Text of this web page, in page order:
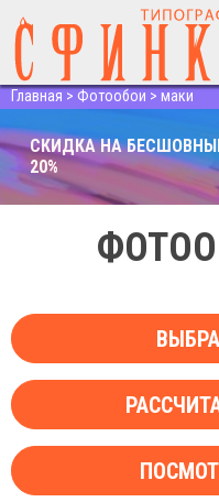
Главная > Фотообои > маки
СКИДКА НА
20%